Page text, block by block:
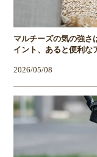
マルチーズの気の強さ
イント、あると便利な
2026/05/08